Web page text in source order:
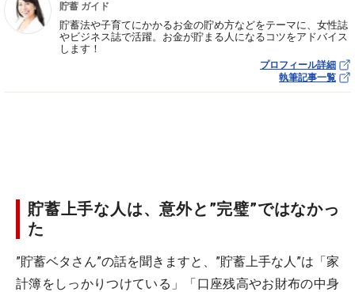
貯蓄 ガイド
貯蓄法や子育てにかかるお金の貯め方などをテーマに、女性誌
やビジネス誌で活躍。お金が貯まる人になるコツをアドバイス
します！
プロフィール詳細
執筆記事一覧
貯蓄上手な人は、意外と”完璧”ではなかっ
た
”貯蓄ベタさん”の話を聞きますと、”貯蓄上手な人”は「家
計簿をしっかりつけている」「口座残高やお財布の中身